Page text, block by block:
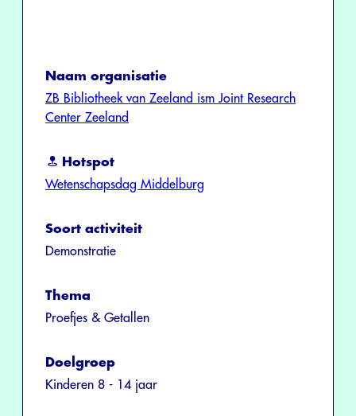
Naam organisatie
ZB Bibliotheek van Zeeland ism Joint Research
Center Zeeland
Hotspot
Wetenschapsdag Middelburg
Soort activiteit
Demonstratie
Thema
Proefjes & Getallen
Doelgroep
Kinderen 8 - 14 jaar